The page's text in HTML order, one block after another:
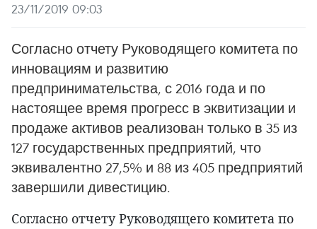
23/11/2019 09:03
Согласно отчету Руководящего комитета по
инновациям и развитию
предпринимательства, с 2016 года и по
настоящее время прогресс в эквитизации и
продаже активов реализован только в 35 из
127 государственных предприятий, что
эквивалентно 27,5% и 88 из 405 предприятий
завершили дивестицию.
Согласно отчету Руководящего комитета по